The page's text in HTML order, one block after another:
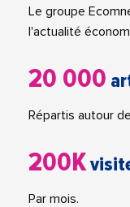
Le groupe
l'actualité
20 000
Répartis autour
200K
Par mois.